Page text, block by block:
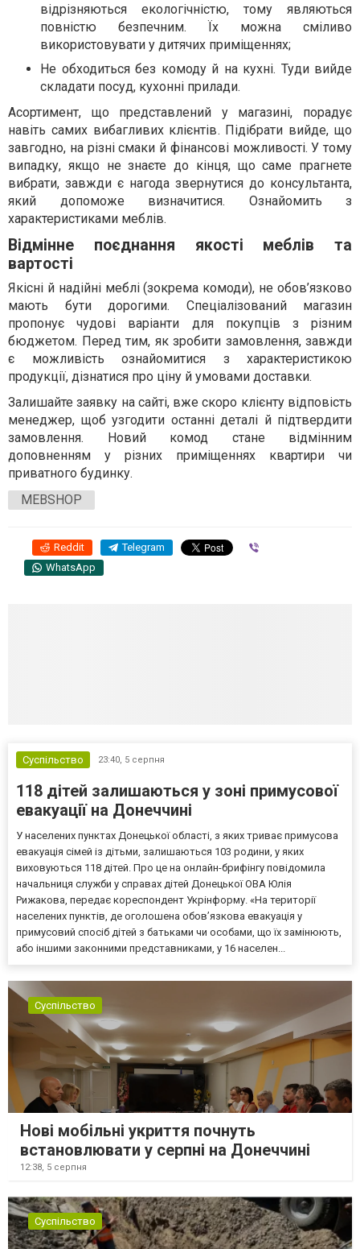
відрізняються екологічністю, тому являються
повністю безпечним. Їх можна сміливо
використовувати у дитячих приміщеннях;
Не обходиться без комоду й на кухні. Туди вийде
складати посуд, кухонні прилади.
Асортимент, що представлений у магазині, порадує
навіть самих вибагливих клієнтів. Підібрати вийде, що
завгодно, на різні смаки й фінансові можливості. У тому
випадку, якщо не знаєте до кінця, що саме прагнете
вибрати, завжди є нагода звернутися до консультанта,
який допоможе визначитися. Ознайомить з
характеристиками меблів.
Відмінне поєднання якості меблів та
вартості
Якісні й надійні меблі (зокрема комоди), не обов’язково
мають бути дорогими. Спеціалізований магазин
пропонує чудові варіанти для покупців з різним
бюджетом. Перед тим, як зробити замовлення, завжди
є можливість ознайомитися з характеристикою
продукції, дізнатися про ціну й умовами доставки.
Залишайте заявку на сайті, вже скоро клієнту відповість
менеджер, щоб узгодити останні деталі й підтвердити
замовлення. Новий комод стане відмінним
доповненням у різних приміщеннях квартири чи
приватного будинку.
MEBSHOP
Reddit Telegram
WhatsApp
Суспільство 23:40, 5 серпня
118 дітей залишаються у зоні примусової
евакуації на Донеччині
У населених пунктах Донецької області, з яких триває примусова
евакуація сімей із дітьми, залишаються 103 родини, у яких
виховуються 118 дітей. Про це на онлайн-брифінгу повідомила
начальниця служби у справах дітей Донецької ОВА Юлія
Рижакова, передає кореспондент Укрінформу. «На території
населених пунктів, де оголошена обов’язкова евакуація у
примусовий спосіб дітей з батьками чи особами, що їх замінюють,
або іншими законними представниками, у 16 населен...
Суспільство
Нові мобільні укриття почнуть
встановлювати у серпні на Донеччині
12:38, 5 серпня
Суспільство